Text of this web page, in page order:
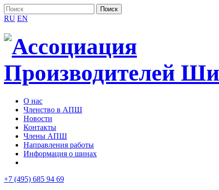
RU EN
О нас
Членство в АПШ
Новости
Контакты
Члены АПШ
Направления работы
Информация о шинах
+7 (495) 685 94 69